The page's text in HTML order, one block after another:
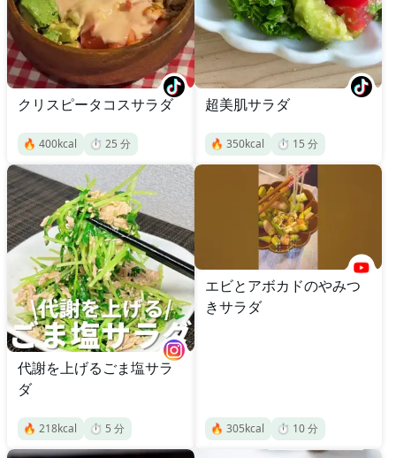
クリスピータコスサラダ
🔥 400kcal ⏱️ 25 分
超美肌サラダ
🔥 350kcal ⏱️ 15 分
代謝を上げるごま塩サラ
ダ
🔥 218kcal ⏱️ 5 分
エビとアボカドのやみつ
きサラダ
🔥 305kcal ⏱️ 10分